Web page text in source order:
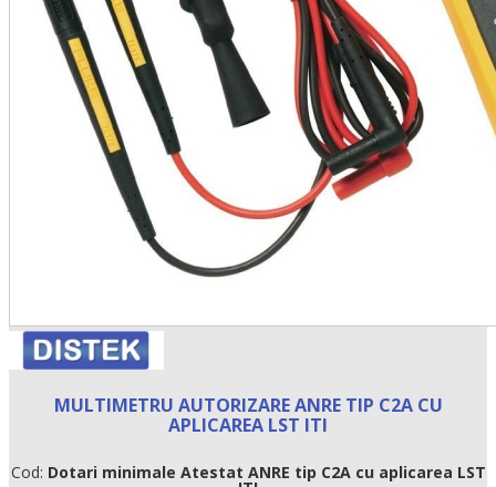
•
MULTIMETRU AUTORIZARE ANRE TIP C2A CU
APLICAREA LST ITI
Cod: Dotari minimale Atestat ANRE tip C2A cu aplicarea LST